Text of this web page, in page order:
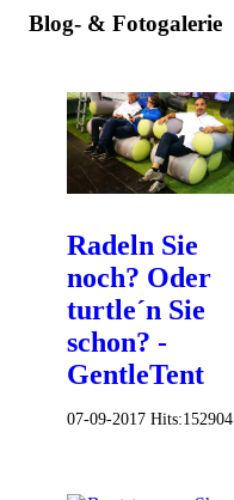
Blog- & Fotogalerie
Radeln Sie
noch? Oder
turtle´n Sie
schon? -
GentleTent
07-09-2017 Hits:152904